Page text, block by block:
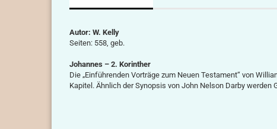
Autor: W. Kelly
Seiten: 558, geb.
Johannes – 2. Korinther
Die „Einführenden Vorträge zum Neuen Testament“ von
Kapitel. Ähnlich der Synopsis von John Nelson Darby